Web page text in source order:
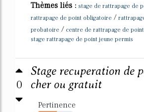
Thèmes liés : stage de rattrapage de
rattrapage de point obligatoire /
probatoire / centre de rattrapage de
stage rattrapage de point jeune permis
0
Stage recuperation de
cher ou gratuit
Pertinence